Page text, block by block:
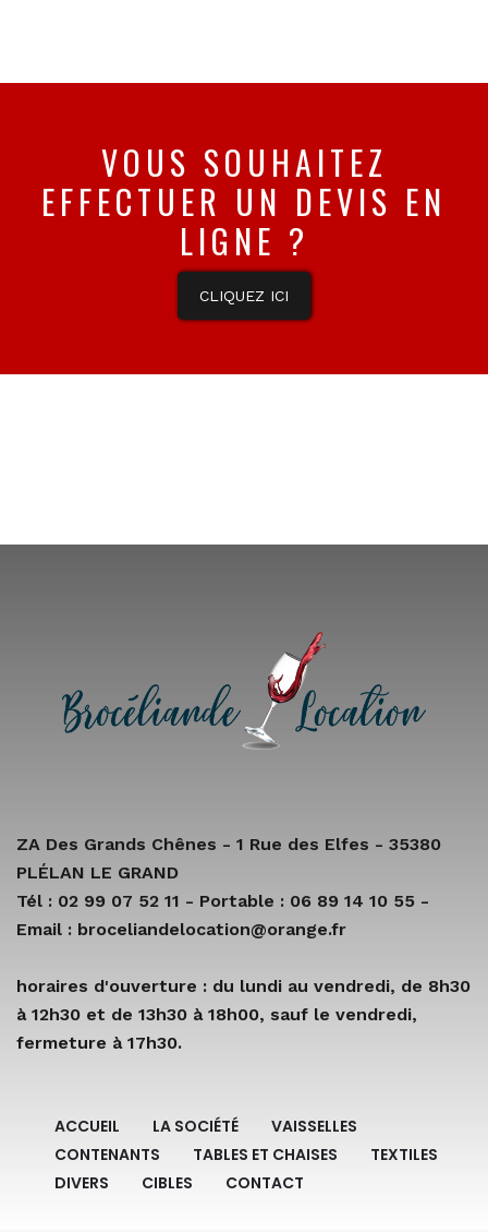
VOUS SOUHAITEZ
EFFECTUER UN DEVIS EN
LIGNE ?
CLIQUEZ ICI
ZA Des Grands Chênes - 1 Rue des Elfes - 35380
PLÉLAN LE GRAND
Tél : 02 99 07 52 11 - Portable : 06 89 14 10 55 -
Email : broceliandelocation@orange.fr
horaires d'ouverture : du lundi au vendredi, de 8h30
à 12h30 et de 13h30 à 18h00, sauf le vendredi,
fermeture à 17h30.
ACCUEIL LA SOCIÉTÉ
VAISSELLES
CONTENANTS
TABLES ET CHAISES
TEXTILES
DIVERS
CIBLES CONTACT